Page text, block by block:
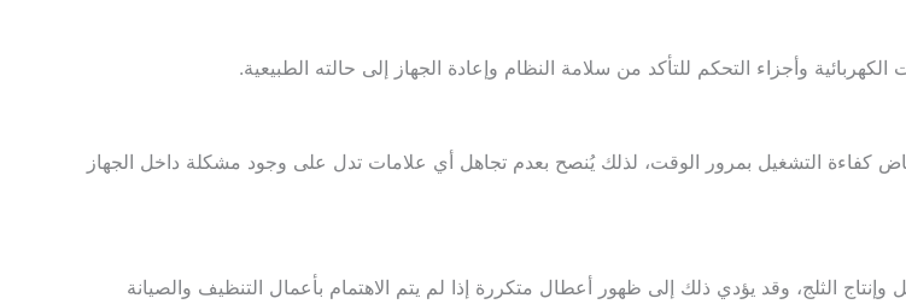
وأجزاء التحكم للتأكد من سلامة النظام وإعادة الجهاز إلى حالته الطبيعية.
كفاءة التشغيل بمرور الوقت، لذلك يُنصح بعدم تجاهل أي علامات تدل على وجود مشكلة داخل الجهاز
الثلج، وقد يؤدي ذلك إلى ظهور أعطال متكررة إذا لم يتم الاهتمام بأعمال التنظيف والصيانة